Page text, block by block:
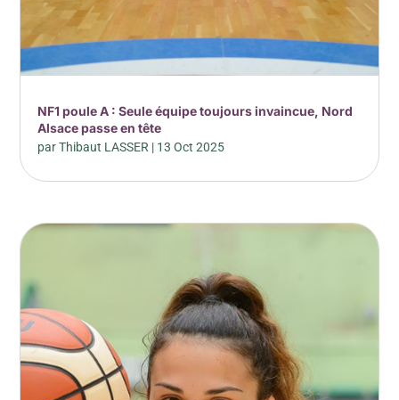
NF1 poule A : Seule équipe toujours invaincue, Nord
Alsace passe en tête
parThibaut LASSER | 13 Oct 2025